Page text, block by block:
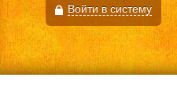
Войти в систему